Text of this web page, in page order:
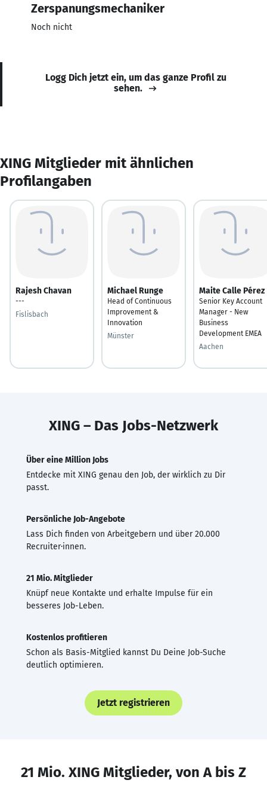
Zerspanungsmechaniker
Noch nicht
Logg Dich jetzt ein, um das ganze Profil zu
sehen.
XING Mitglieder mit ähnlichen
Profilangaben
Rajesh Chavan
---
Fislisbach
Michael Runge
Head of Continuous
Improvement &
Innovation
Münster
Maite Calle Pérez
Senior Key Account
Manager - New
Business
Development EMEA
Aachen
XING – Das Jobs-Netzwerk
Über eine Million Jobs
Entdecke mit XING genau den Job, der wirklich zu Dir
passt.
Persönliche Job-Angebote
Lass Dich finden von Arbeitgebern und über 20.000
Recruiter·innen.
21 Mio. Mitglieder
Knüpf neue Kontakte und erhalte Impulse für ein
besseres Job-Leben.
Kostenlos profitieren
Schon als Basis-Mitglied kannst Du Deine Job-Suche
deutlich optimieren.
Jetzt registrieren
21 Mio. XING Mitglieder, von A bis Z